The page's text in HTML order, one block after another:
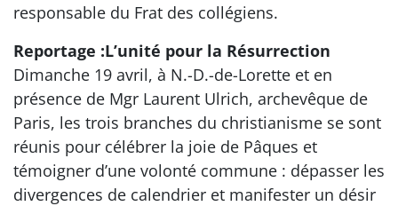
responsable du Frat des collégiens.
Reportage :L’unité pour la Résurrection
Dimanche 19 avril, à N.-D.-de-Lorette et en
présence de Mgr Laurent Ulrich, archevêque de
Paris, les trois branches du christianisme se sont
réunis pour célébrer la joie de Pâques et
témoigner d’une volonté commune : dépasser les
divergences de calendrier et manifester un désir